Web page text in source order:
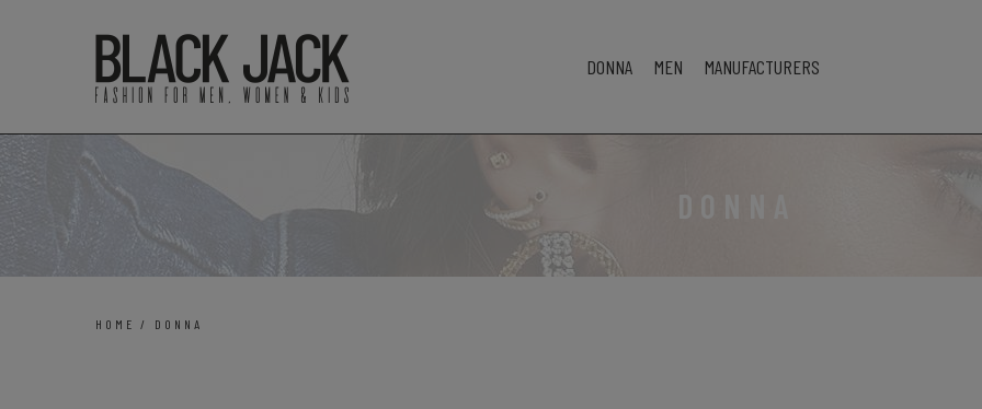
DONNA MEN MANUFACTURERS
HOME / DONNA